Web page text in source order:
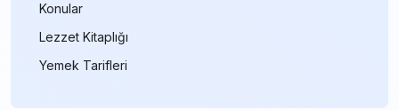
Konular
Lezzet Kitaplığı
Yemek Tarifleri